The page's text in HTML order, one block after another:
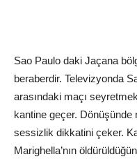
Sao Paulo daki Jaçana
beraberdir. Televizyonda
arasındaki maçı
kantine geçer. Dönüşünde
sessizlik dikkatini çeker.
Marighella’nın